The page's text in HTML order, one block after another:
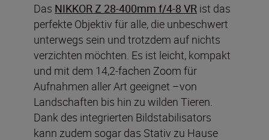
Das NIKKOR Z 28-400mm f/4-8 VR ist das
perfekte Objektiv für alle, die unbeschwert
unterwegs sein und trotzdem auf nichts
verzichten möchten. Es ist leicht, kompakt
und mit dem 14,2-fachen Zoom für
Aufnahmen aller Art geeignet –von
Landschaften bis hin zu wilden Tieren.
Dank des integrierten Bildstabilisators
kann zudem sogar das Stativ zu Hause